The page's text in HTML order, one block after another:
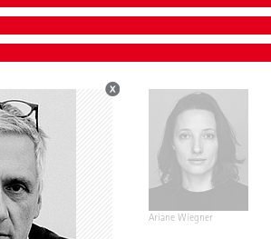
Rudi Scheuermann Ariane Wiegner